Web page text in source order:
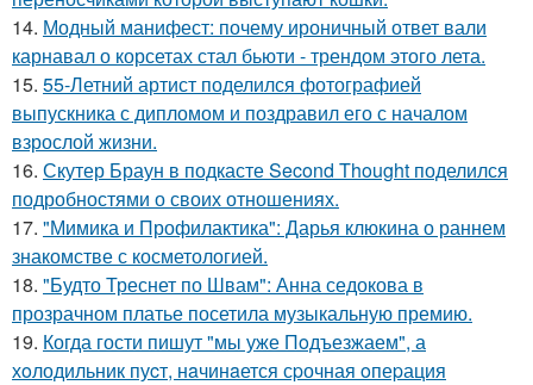
14. Модный манифест: почему ироничный ответ вали
карнавал о корсетах стал бьюти - трендом этого лета.
15. 55-Летний артист поделился фотографией
выпускника с дипломом и поздравил его с началом
взрослой жизни.
16. Скутер Браун в подкасте Second Thought поделился
подробностями о своих отношениях.
17. "Мимика и Профилактика": Дарья клюкина о раннем
знакомстве с косметологией.
18. "Будто Треснет по Швам": Анна седокова в
прозрачном платье посетила музыкальную премию.
19. Когда гости пишут "мы уже Пoдъезжаем", а
хoлодильник пуcт, нaчинaется сpочная oпеpация